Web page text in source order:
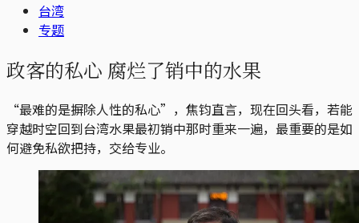
台湾
专题
政客的私心 腐烂了销中的水果
“最难的是摒除人性的私心”，焦钧直言，现在回头看，若能
穿越时空回到台湾水果最初销中那时重来一遍，最重要的是如
何避免私欲把持，交给专业。